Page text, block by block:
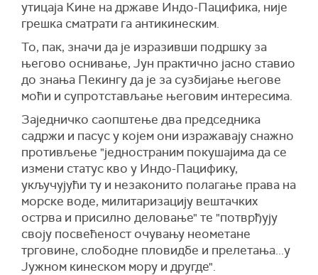
утицаја Кине на државе Индо-Пацифика, није
грешка сматрати га антикинеским.
То, пак, значи да је изразивши подршку за
његово оснивање, Јун практично јасно ставио
до знања Пекингу да је за сузбијање његове
моћи и супротстављање његовим интересима.
Заједничко саопштење два председника
садржи и пасус у којем они изражавају снажно
противљење "једностраним покушајима да се
измени статус кво у Индо-Пацифику,
укључујући ту и незаконито полагање права на
морске воде, милитаризацију вештачких
острва и присилно деловање" те "потврђују
своју посвећеност очувању неометане
трговине, слободне пловидбе и прелетања...у
Јужном кинеском мору и другде".